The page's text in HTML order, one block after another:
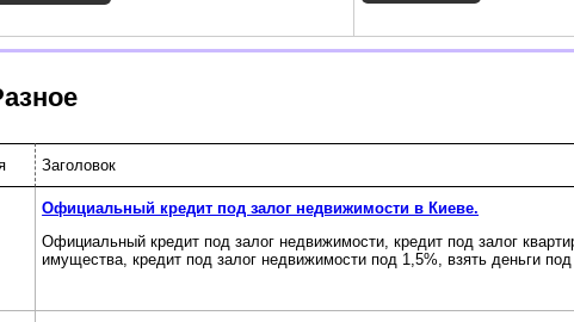
Заголовок
Официальный кредит под залог недвижимости в Киеве.
Официальный кредит под залог недвижимости, кредит под залог
имущества, кредит под залог недвижимости под 1,5%, взять деньги под